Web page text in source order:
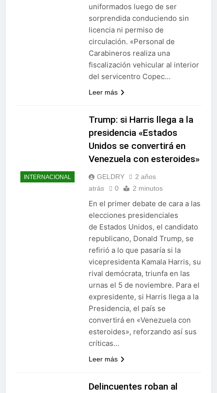
uniformados luego de ser
sorprendida conduciendo sin
licencia ni permiso de
circulación. «Personal de
Carabineros realiza una
fiscalización vehicular al interior
del servicentro Copec…
Leer más
INTERNACIONAL
Trump: si Harris llega a la
presidencia «Estados
Unidos se convertirá en
Venezuela con esteroides»
GELDRY
2 años
atrás
0 2 minutos
En el primer debate de cara a las
elecciones presidenciales
de Estados Unidos, el candidato
republicano, Donald Trump, se
refirió a lo que pasaría si la
vicepresidenta Kamala Harris, su
rival demócrata, triunfa en las
urnas el 5 de noviembre. Para el
expresidente, si Harris llega a la
Presidencia, el país se
convertirá en «Venezuela con
esteroides», reforzando así sus
críticas…
Leer más
Delincuentes roban al